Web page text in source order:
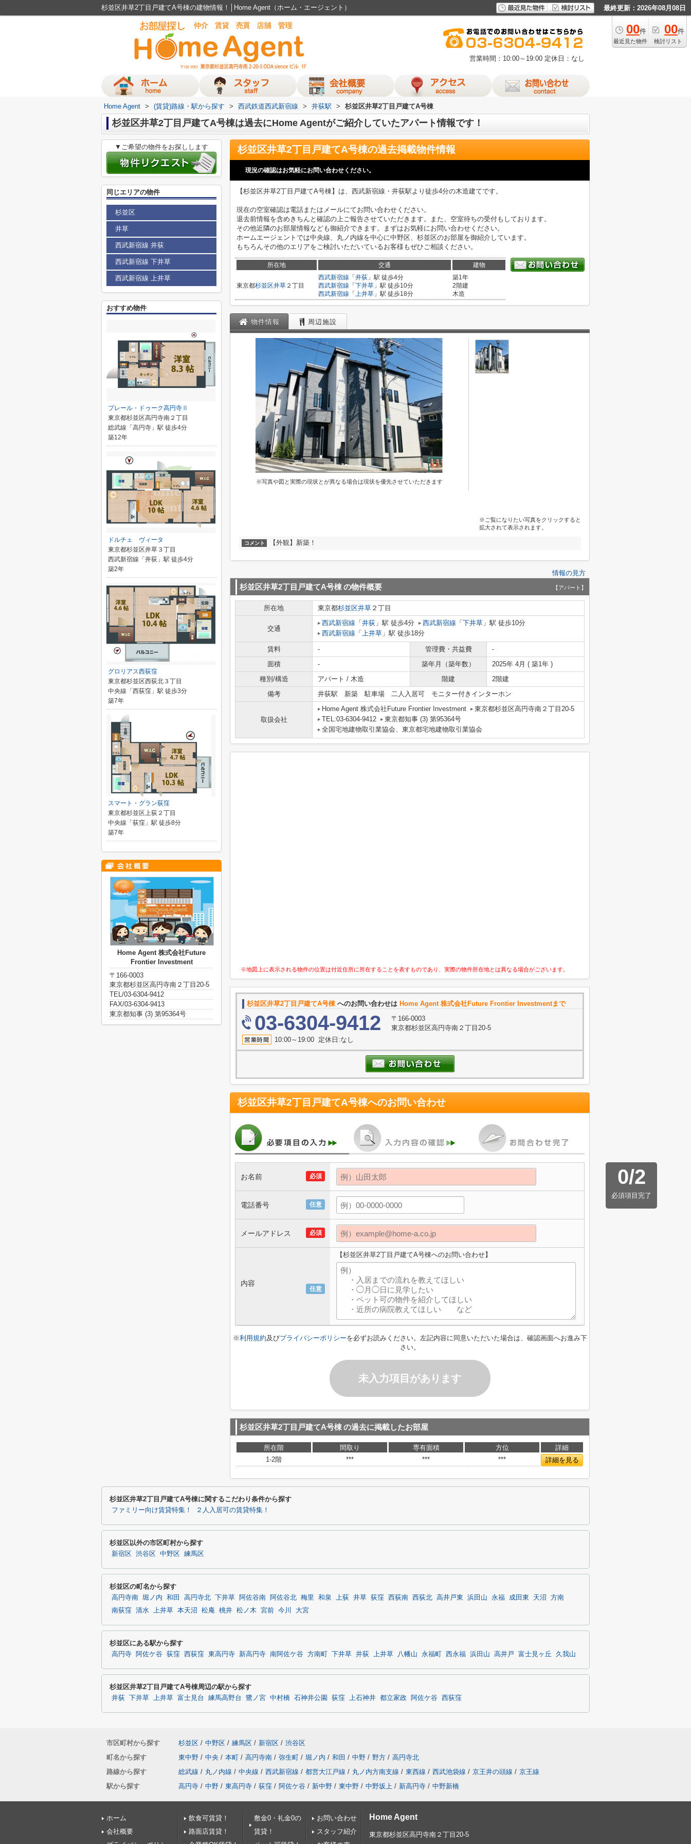
杉並区井草2丁目戸建てA号棟の建物情報！│Home Agent（ホーム・エージェント） 最終更新：2026年08月08日
00件
最近見た物件
00件
検討リスト
営業時間：10:00～19:00 定休日：なし
Home Agent > (賃貸)路線・駅から探す > 西武鉄道西武新宿線 > 井荻駅 > 杉並区井草2丁目戸建てA号棟
杉並区井草2丁目戸建てA号棟は過去にHome Agentがご紹介していたアパート情報です！
杉並区井草2丁目戸建てA号棟の過去掲載物件情報
現況の確認はお気軽にお問い合わせください。
【杉並区井草2丁目戸建てA号棟】は、西武新宿線・井荻駅より徒歩4分の木造建てです。
現在の空室確認は電話またはメールにてお問い合わせください。
退去前情報を含めきちんと確認の上ご報告させていただきます。また、空室待ちの受付もしております。
その他近隣のお部屋情報なども御紹介できます。まずはお気軽にお問い合わせください。
ホームエージェントでは中央線、丸ノ内線を中心に中野区、杉並区のお部屋を御紹介しています。
もちろんその他のエリアをご検討いただいているお客様もぜひご相談ください。
所在地 交通 建物
東京都杉並区井草 ２丁目
西武新宿線 「 井荻 」駅 徒歩4分
西武新宿線 「 下井草 」駅 徒歩10分
西武新宿線 「 上井草 」駅 徒歩18分
築1年
2階建
木造
物件情報 周辺施設
※写真や図と実際の現状とが異なる場合は現状を優先させていただきます
※ご覧になりたい写真をクリックすると
拡大されて表示されます。
コメント 【外観】新築！
情報の見方
杉並区井草2丁目戸建てA号棟の物件概要 【アパート】
所在地 東京都杉並区井草 ２丁目
交通
西武新宿線 「 井荻 」駅 徒歩4分 西武新宿線 「 下井草 」駅 徒歩10分
西武新宿線 「 上井草 」駅 徒歩18分
賃料 - 管理費・共益費
-
面積
- 築年月（築年数）
2025年 4月 ( 築1年 )
種別/構造
アパート / 木造 階建
2階建
備考
井荻駅 新築 駐車場 二人入居可 モニター付きインターホン
取扱会社
Home Agent 株式会社Future Frontier Investment
東京都杉並区高円寺南２丁目20-5
TEL:03-6304-9412
東京都知事 (3) 第95364号
全国宅地建物取引業協会、東京都宅地建物取引業協会
※地図上に表示される物件の位置は付近住所に所在することを表すものであり、実際の物件所在地とは異なる場合がございます。
杉並区井草2丁目戸建てA号棟 へのお問い合わせは Home Agent 株式会社Future Frontier Investmentまで
03-6304-9412
〒166-0003
東京都杉並区高円寺南２丁目20-5
10:00～19:00 定休日:なし
杉並区井草2丁目戸建てA号棟へのお問い合わせ
0/2
必須項目完了
必須
お名前
任意
電話番号
必須
メールアドレス
任意
内容
【杉並区井草2丁目戸建てA号棟へのお問い合わせ】
※利用規約及びプライバシーポリシーを必ずお読みください。左記内容に同意いただいた場合は、確認画面へお進み下
さい。
未入力項目があります
杉並区井草2丁目戸建てA号棟の過去に掲載したお部屋
所在階 間取り 専有面積 方位
詳細
1-2階
*** *** *** 詳細を見る
▼ご希望の物件をお探しします
同じエリアの物件
杉並区
井草
西武新宿線 井荻
西武新宿線 下井草
西武新宿線 上井草
おすすめ物件
プレール・ドゥーク高円寺Ⅱ
東京都杉並区高円寺南２丁目
総武線「高円寺」駅 徒歩4分
築12年
ドルチェ ヴィータ
東京都杉並区井草３丁目
西武新宿線「井荻」駅 徒歩4分
築2年
グロリアス西荻窪
東京都杉並区西荻北３丁目
中央線「西荻窪」駅 徒歩3分
築7年
スマート・グラン荻窪
東京都杉並区上荻２丁目
中央線「荻窪」駅 徒歩8分
築7年
Home Agent 株式会社Future
Frontier Investment
〒166-0003
東京都杉並区高円寺南２丁目20-5
TEL/03-6304-9412
FAX/03-6304-9413
東京都知事 (3) 第95364号
杉並区井草2丁目戸建てA号棟に関するこだわり条件から探す
ファミリー向け賃貸特集！ ２人入居可の賃貸特集！
杉並区以外の市区町村から探す
新宿区 渋谷区 中野区 練馬区
杉並区の町名から探す
高円寺南 堀ノ内 和田 高円寺北 下井草 阿佐谷南 阿佐谷北 梅里 和泉 上荻 井草 荻窪 西荻南 西荻北 高井戸東 浜田山 永福 成田東 天沼
方南
南荻窪 清水 上井草 本天沼 松庵 桃井 松ノ木 宮前 今川 大宮
杉並区にある駅から探す
高円寺 阿佐ケ谷 荻窪 西荻窪 東高円寺 新高円寺 南阿佐ケ谷 方南町 下井草 井荻 上井草 八幡山 永福町 西永福 浜田山 高井戸 富士見ヶ丘 久我山
杉並区井草2丁目戸建てA号棟周辺の駅から探す
井荻 下井草 上井草 富士見台 練馬高野台 鷺ノ宮 中村橋 石神井公園 荻窪 上石神井 都立家政 阿佐ケ谷 西荻窪
市区町村から探す 杉並区 / 中野区 / 練馬区 / 新宿区 / 渋谷区
町名から探す
東中野 / 中央 / 本町 / 高円寺南 / 弥生町 / 堀ノ内 / 和田 / 中野 / 野方 / 高円寺北
路線から探す
総武線 / 丸ノ内線 / 中央線 / 西武新宿線 / 都営大江戸線 / 丸ノ内方南支線 / 東西線 / 西武池袋線 / 京王井の頭線 / 京王線
駅から探す
高円寺 / 中野 / 東高円寺 / 荻窪 / 阿佐ケ谷 / 新中野 / 東中野 / 中野坂上 / 新高円寺 / 中野新橋
ホーム
会社概要
飲食可賃貸！
路面店賃貸！
敷金0・礼金0の
賃貸！
お問い合わせ
スタッフ紹介
Home Agent
東京都杉並区高円寺南２丁目20-5